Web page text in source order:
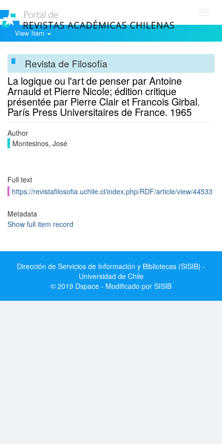
View Item
Revista de Filosofía
La logique ou l'art de penser par Antoine
Arnauld et Pierre Nicole; édition critique
présentée par Pierre Clair et Francois Girbal.
París Press Universitaires de France. 1965
Author
Montesinos, José
Full text
https://revistafilosofia.uchile.cl/index.php/RDF/article/view/44533
Metadata
Show full item record
Dirección de Servicios de Información y Bibliotecas (SISIB) -
Universidad de Chile
© 2019 Dspace - Modificado por SISIB